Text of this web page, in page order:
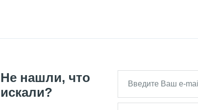
Не нашли, что
искали?